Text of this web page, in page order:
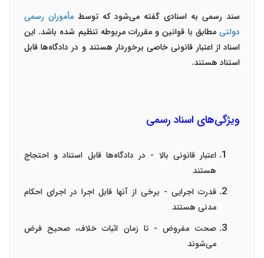
سند رسمی به اسنادی گفته می‌شود که توسط مأموران رسمی
دولتی مطابق با قوانین و مقررات مربوطه تنظیم شده باشد. این
اسناد از اعتبار قانونی خاصی برخوردار هستند و در دادگاه‌ها قابل
استناد هستند.
ویژگی‌های اسناد رسمی
اعتبار قانونی بالا - در دادگاه‌ها قابل استناد و احتجاج
هستند
قدرت اجرایی - برخی از آنها قابل اجرا در اجرای احکام
مدنی هستند
صحت مفروض -تا زمان اثبات خلاف، صحیح فرض
می‌شوند